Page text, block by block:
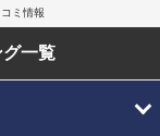
ミ情報
一覧